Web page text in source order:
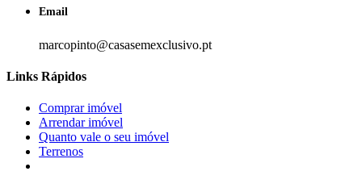
Email
marcopinto@casasemexclusivo.pt
Links Rápidos
Comprar imóvel
Arrendar imóvel
Quanto vale o seu imóvel
Terrenos